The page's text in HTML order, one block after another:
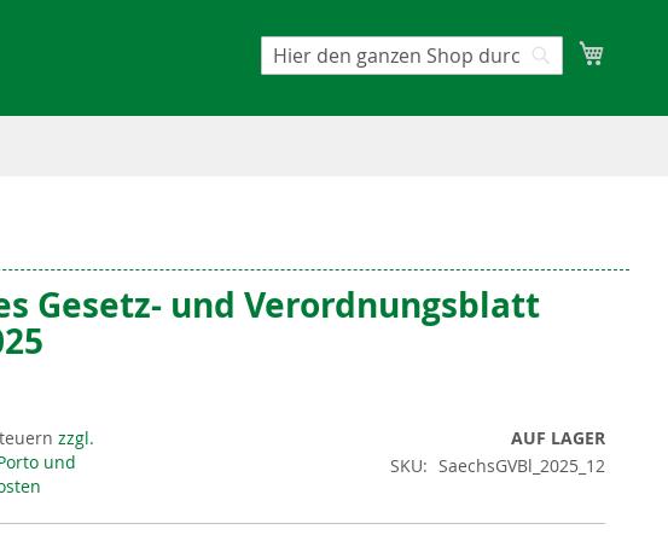
Suche
Gesetz- und Verordnungsblatt
zzgl.
und
AUF LAGER
SKU
SaechsGVBl_2025_12